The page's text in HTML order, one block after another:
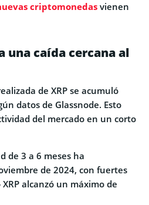
criptomonedas vienen
una caída cercana al
de XRP se acumuló
datos de Glassnode. Esto
del mercado en un corto
de 3 a 6 meses ha
de 2024, con fuertes
alcanzó un máximo de